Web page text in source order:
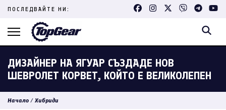
Skip
content
ПОСЛЕДВАЙТЕ НИ:
ДИЗАЙНЕР НА ЯГУАР СЪЗДАДЕ НОВ
ШЕВРОЛЕТ КОРВЕТ, КОЙТО Е ВЕЛИКОЛЕПЕН
Начало / Хибриди